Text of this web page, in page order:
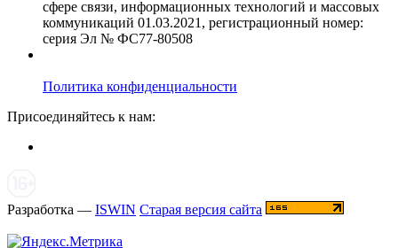
сфере связи, информационных технологий и массовых
коммуникаций 01.03.2021, регистрационный номер:
серия Эл № ФС77-80508
Политика конфиденциальности
Присоединяйтесь к нам:
Разработка — ISWIN Старая версия сайта